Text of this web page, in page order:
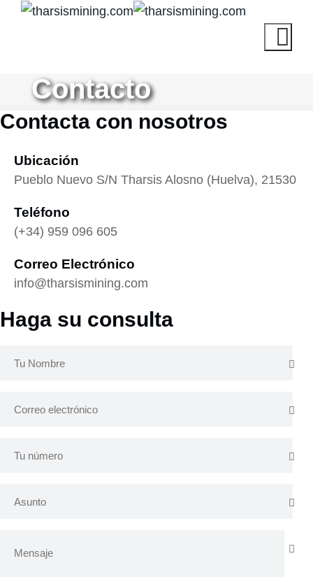
Contacto
Contacta con nosotros
Ubicación
Pueblo Nuevo S/N Tharsis Alosno (Huelva), 21530
Teléfono
(+34) 959 096 605
Correo Electrónico
info@tharsismining.com
Haga su consulta